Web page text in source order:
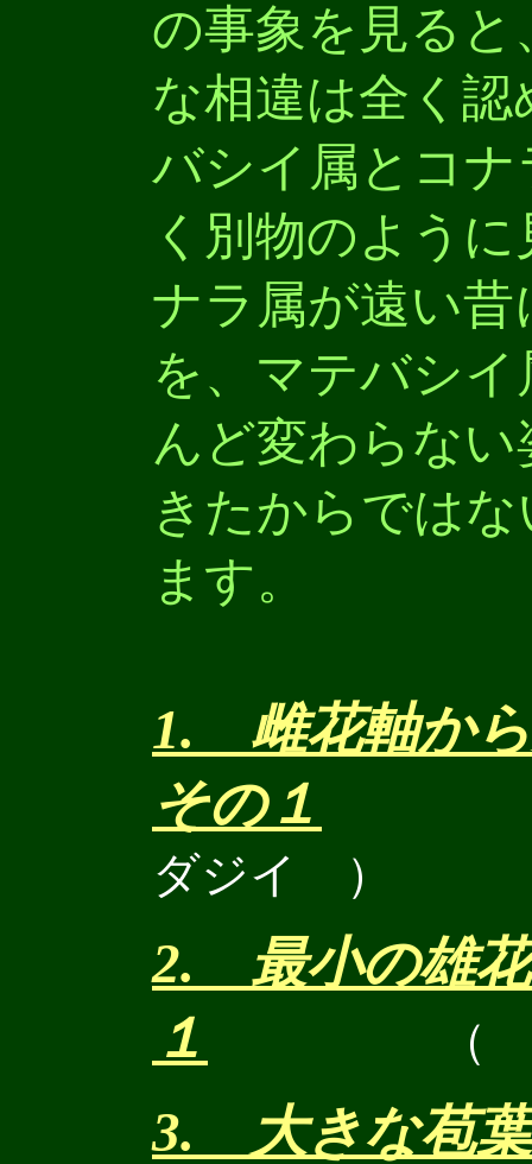
の事象を見る
な相違は全く
バシイ属とコ
く別物のよう
ナラ属が遠い
を、マテバシ
んど変わらな
きたからでは
ます。
1. 雌花軸か
その１
ダジイ ）
2. 最小の雄
１
（
3. 大きな苞